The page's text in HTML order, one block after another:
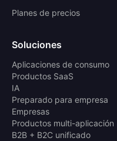
Planes de precios
Soluciones
Aplicaciones de consumo
Productos SaaS
IA
Preparado para empresa
Empresas
Productos multi-aplicación
B2B + B2C unificado